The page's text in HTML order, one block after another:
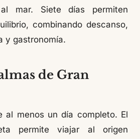
mar. Siete días permiten
combinando descanso,
y gastronomía.
de Gran
al menos un día completo. El
permite viajar al origen